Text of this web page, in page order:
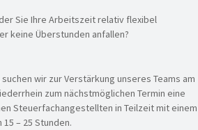
Sie Ihre Arbeitszeit relativ flexibel
keine Überstunden anfallen?
wir zur Verstärkung unseres Teams am
zum nächstmöglichen Termin eine
Steuerfachangestellten in Teilzeit mit einem
– 25 Stunden.